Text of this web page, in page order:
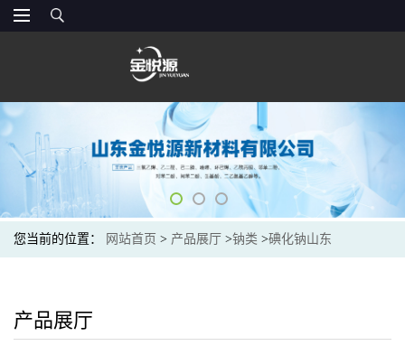
您当前的位置： 网站首页 > 产品展厅 >钠类 >碘化钠山东
产品展厅